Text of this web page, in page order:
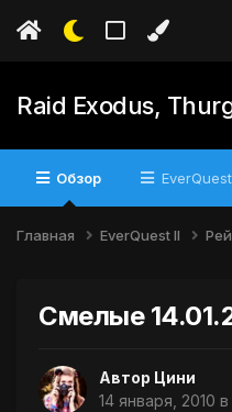
Raid Exodus,
Обзор
Главная EverQuest II
Смелые
Автор Цини
14 января, 2010 в